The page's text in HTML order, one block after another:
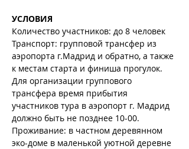
УСЛОВИЯ
Количество участников: до 8 человек
Транспорт: групповой трансфер из
аэропорта г.Мадрид и обратно, а также
к местам старта и финиша прогулок.
Для организации группового
трансфера время прибытия
участников тура в аэропорт г. Мадрид
должно быть не позднее 10-00.
Проживание: в частном деревянном
эко-доме в маленькой уютной деревне